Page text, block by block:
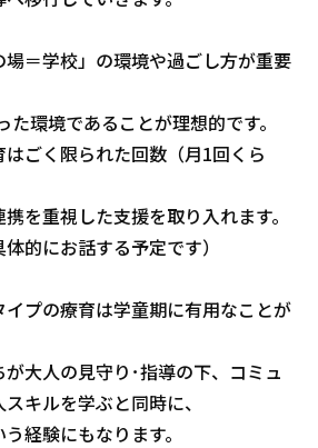
場＝学校」の環境や過ごし方が重要
環境であることが理想的です。
ごく限られた回数（月1回くら
を重視した支援を取り入れます。
体的にお話する予定です）
プの療育は学童期に有用なことが
大人の見守り･指導の下、コミュ
キルを学ぶと同時に、
経験にもなります。